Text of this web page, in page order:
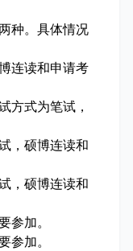
种。具体情况
连读和申请考
方式为笔试，
，硕博连读和
，硕博连读和
参加。
参加。